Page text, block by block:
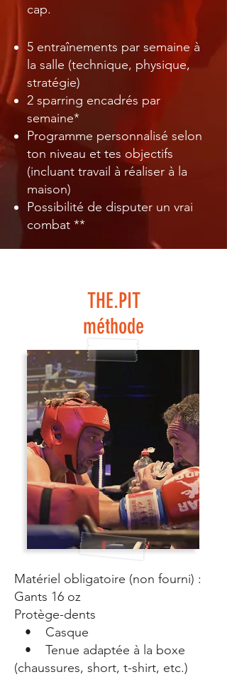
cap.
5 entraînements par semaine à
la salle (technique, physique,
stratégie)
2 sparring encadrés par
semaine*
Programme personnalisé selon
ton niveau et tes objectifs
(incluant travail à réaliser à la
maison)
Possibilité de disputer un vrai
combat **
THE.PIT
méthode
Matériel obligatoire (non fourni) :
Gants 16 oz
Protège-dents
• Casque
• Tenue adaptée à la boxe
(chaussures, short, t-shirt, etc.)